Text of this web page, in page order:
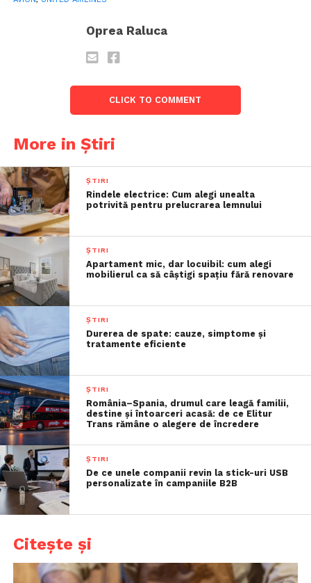
Oprea Raluca
CLICK TO COMMENT
More in Știri
ȘTIRI
Rindele electrice: Cum alegi unealta
potrivită pentru prelucrarea lemnului
ȘTIRI
Apartament mic, dar locuibil: cum alegi
mobilierul ca să câștigi spațiu fără renovare
ȘTIRI
Durerea de spate: cauze, simptome și
tratamente eficiente
ȘTIRI
România–Spania, drumul care leagă familii,
destine și întoarceri acasă: de ce Elitur
Trans rămâne o alegere de încredere
ȘTIRI
De ce unele companii revin la stick-uri USB
personalizate în campaniile B2B
Citește și